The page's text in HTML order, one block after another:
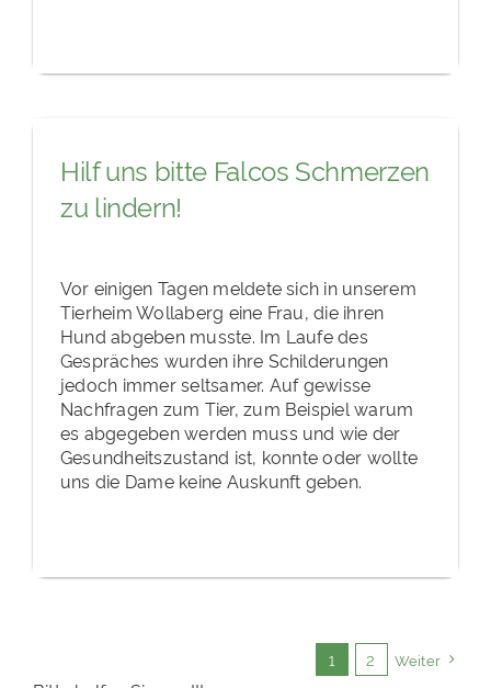
Hilf uns bitte Falcos Schmerzen
zu lindern!
Vor einigen Tagen meldete sich in unserem
Tierheim Wollaberg eine Frau, die ihren
Hund abgeben musste. Im Laufe des
Gespräches wurden ihre Schilderungen
jedoch immer seltsamer. Auf gewisse
Nachfragen zum Tier, zum Beispiel warum
es abgegeben werden muss und wie der
Gesundheitszustand ist, konnte oder wollte
uns die Dame keine Auskunft geben.
1 2 Weiter